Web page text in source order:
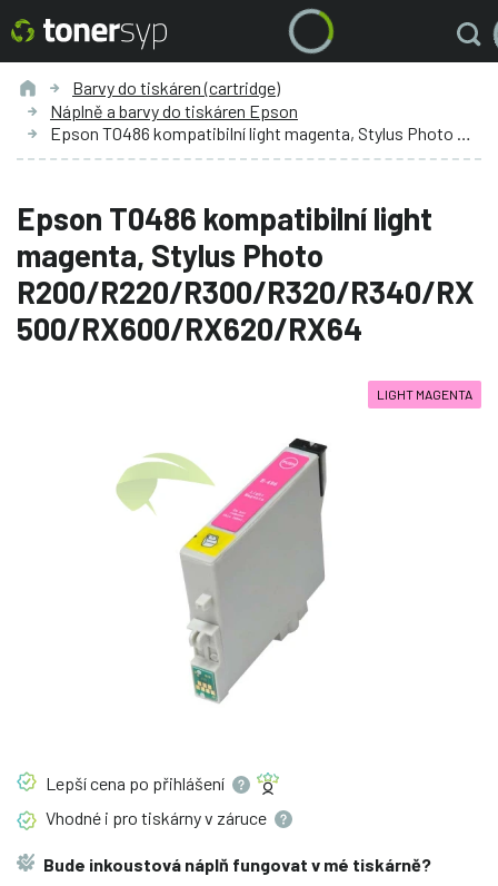
Barvy do tiskáren (cartridge)
Náplně a barvy do tiskáren Epson
Epson T0486 kompatibilní light magenta, Stylus Photo R200/R220/R300/R320/R340/RX500/RX600/RX620/RX64
Epson T0486 kompatibilní light
magenta, Stylus Photo
R200/R220/R300/R320/R340/RX
500/RX600/RX620/RX64
LIGHT MAGENTA
Lepší cena po přihlášení
Vhodné i pro tiskárny v záruce
Bude inkoustová náplň fungovat v mé tiskárně?